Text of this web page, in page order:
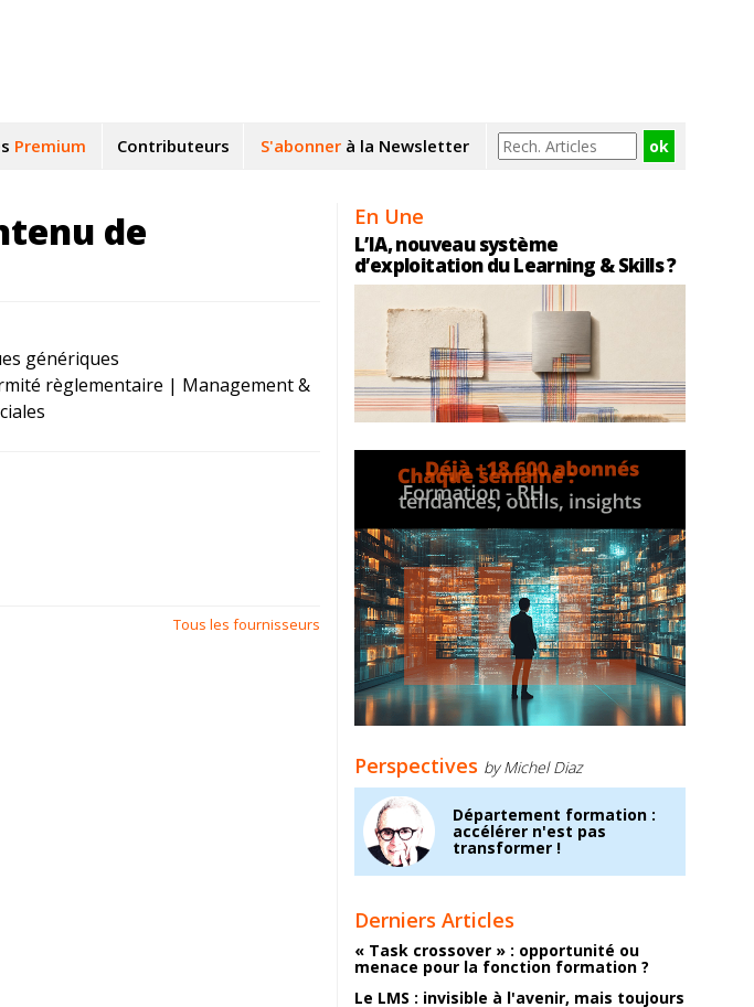
Premium Contributeurs S'abonner à la Newsletter
de
génériques
règlementaire | Management &
Tous les fournisseurs
En Une
L’IA, nouveau système
d’exploitation du Learning & Skills ?
Perspectives by Michel Diaz
Département formation :
accélérer n'est pas
transformer !
Derniers Articles
« Task crossover » : opportunité ou
menace pour la fonction formation ?
Le LMS : invisible à l'avenir, mais toujours